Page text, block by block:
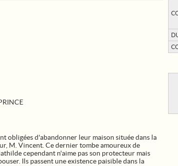
obligées d'abandonner leur maison située dans la
M. Vincent. Ce dernier tombe amoureux de
cependant n'aime pas son protecteur mais
Ils passent une existence paisible dans la